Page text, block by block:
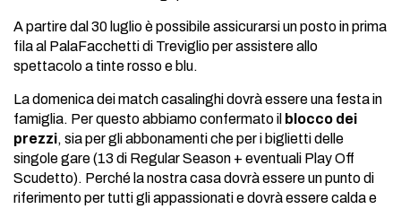
A partire dal 30 luglio è possibile assicurarsi un posto in prima
fila al PalaFacchetti di Treviglio per assistere allo
spettacolo a tinte rosso e blu.
La domenica dei match casalinghi dovrà essere una festa in
famiglia. Per questo abbiamo confermato il blocco dei
prezzi, sia per gli abbonamenti che per i biglietti delle
singole gare (13 di Regular Season + eventuali Play Off
Scudetto). Perché la nostra casa dovrà essere un punto di
riferimento per tutti gli appassionati e dovrà essere calda e